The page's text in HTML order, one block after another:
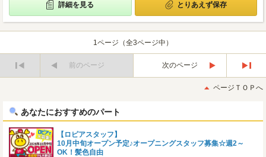
詳細を見る とりあえず保存
1ページ（全3ページ中）
前のページ
次のページ
後
ページＴＯＰへ
あなたにおすすめのパート
【ロピアスタッフ】
10月中旬オープン予定♪オープニングスタッフ募集☆週2～
OK！髪色自由